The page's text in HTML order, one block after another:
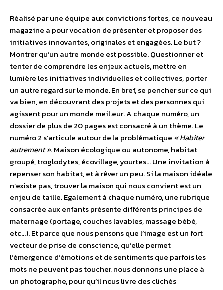
Réalisé par une équipe aux convictions fortes, ce nouveau
magazine a pour vocation de présenter et proposer des
initiatives innovantes, originales et engagées. Le but ?
Montrer qu’un autre monde est possible. Questionner et
tenter de comprendre les enjeux actuels, mettre en
lumière les initiatives individuelles et collectives, porter
un autre regard sur le monde. En bref, se pencher sur ce qui
va bien, en découvrant des projets et des personnes qui
agissent pour un monde meilleur. A chaque numéro, un
dossier de plus de 20 pages est consacré à un thème. Le
numéro 2 s’articule autour de la problématique « Habiter
autrement ». Maison écologique ou autonome, habitat
groupé, troglodytes, écovillage, yourtes… Une invitation à
repenser son habitat, et à rêver un peu. Si la maison idéale
n’existe pas, trouver la maison qui nous convient est un
enjeu de taille. Egalement à chaque numéro, une rubrique
consacrée aux enfants présente différents principes de
maternage (portage, couches lavables, massage bébé,
etc…). Et parce que nous pensons que l’image est un fort
vecteur de prise de conscience, qu’elle permet
l’émergence d’émotions et de sentiments que parfois les
mots ne peuvent pas toucher, nous donnons une place à
un photographe, pour qu’il nous livre des clichés